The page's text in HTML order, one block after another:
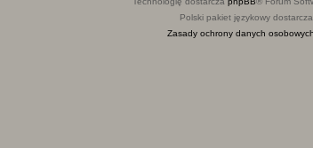
Polski pakiet językowy dostarcza
Zasady ochrony danych osobowych